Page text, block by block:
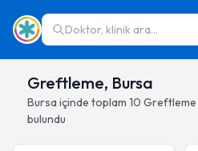
Doktor, klinik ara...
Greftleme, Bursa
Bursa içinde toplam 10 Greftleme
bulundu